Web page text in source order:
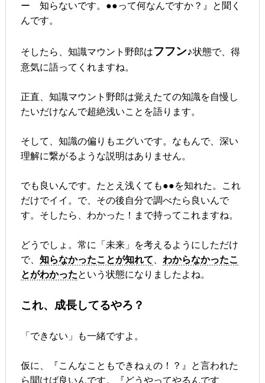
ー 知らないです。●●って何なんですか？』と聞く
んです。
そしたら、知識マウント野郎はフフン♪状態で、得
意気に語ってくれますね。
正直、知識マウント野郎は覚えたての知識を自慢し
たいだけなんで超絶浅いことを語ります。
そして、知識の偏りもエグいです。なもんで、深い
理解に繋がるような説明はありません。
でも良いんです。たとえ浅くても●●を知れた。これ
だけでイイ。で、その後自分で調べたら良いんで
す。そしたら、わかった！まで持ってこれますね。
どうでしょ。常に「未来」を考えるようにしただけ
で、 知らなかったことが知れて
わからなかったこ
とがわかったという状態になりましたよね。
これ、成長してるやろ？
「できない」も一緒ですよ。
仮に、『こんなこともできねぇの！？』と言われた
ら聞けば良いんです。『どうやってやるんです